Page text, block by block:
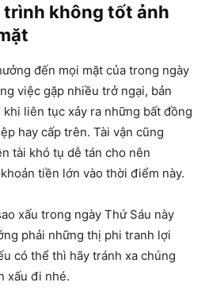
trình không tốt ảnh
đến mọi mặt của trong ngày
việc gặp nhiều trở ngại, bản
liên tục xảy ra những bất đồng
hay cấp trên. Tài vận cũng
tài khó tụ dễ tán cho nên
tiền lớn vào thời điểm này.
xấu trong ngày Thứ Sáu này
phải những thị phi tranh lợi
có thể thì hãy tránh xa chúng
xấu đi nhé.